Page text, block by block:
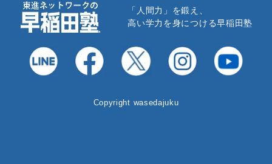
「人間力」を鍛え、
高い学力を身につける早稲田塾
Copyright wasedajuku